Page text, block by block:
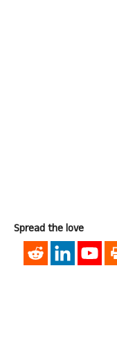
Spread the love